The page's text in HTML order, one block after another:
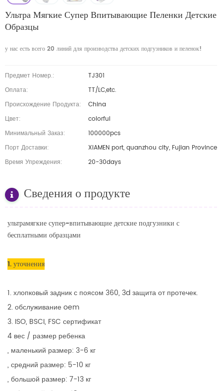
Ультра Мягкие Супер Впитывающие Пеленки Детские
Образцы
у нас есть всего 20 линий для производства детских подгузников и пеленок!
Предмет Номер.:
TJ301
Оплата:
TT/LC,etc.
Происхождение Продукта:
China
Цвет:
colorful
Минимальный Заказ:
100000pcs
Порт Доставки:
XIAMEN port, quanzhou city, Fujian Province
Время Упреждения:
20-30days
Сведения о продукте
ультрамягкие супер-впитывающие детские подгузники с
бесплатными образцами
1. уточнения
1. хлопковый задник с поясом 360, 3d защита от протечек.
2. обслуживание oem
3. ISO, BSCI, FSC сертификат
4 вес / размер ребенка
, маленький размер: 3-6 кг
, средний размер: 5-10 кг
, большой размер: 7-13 кг